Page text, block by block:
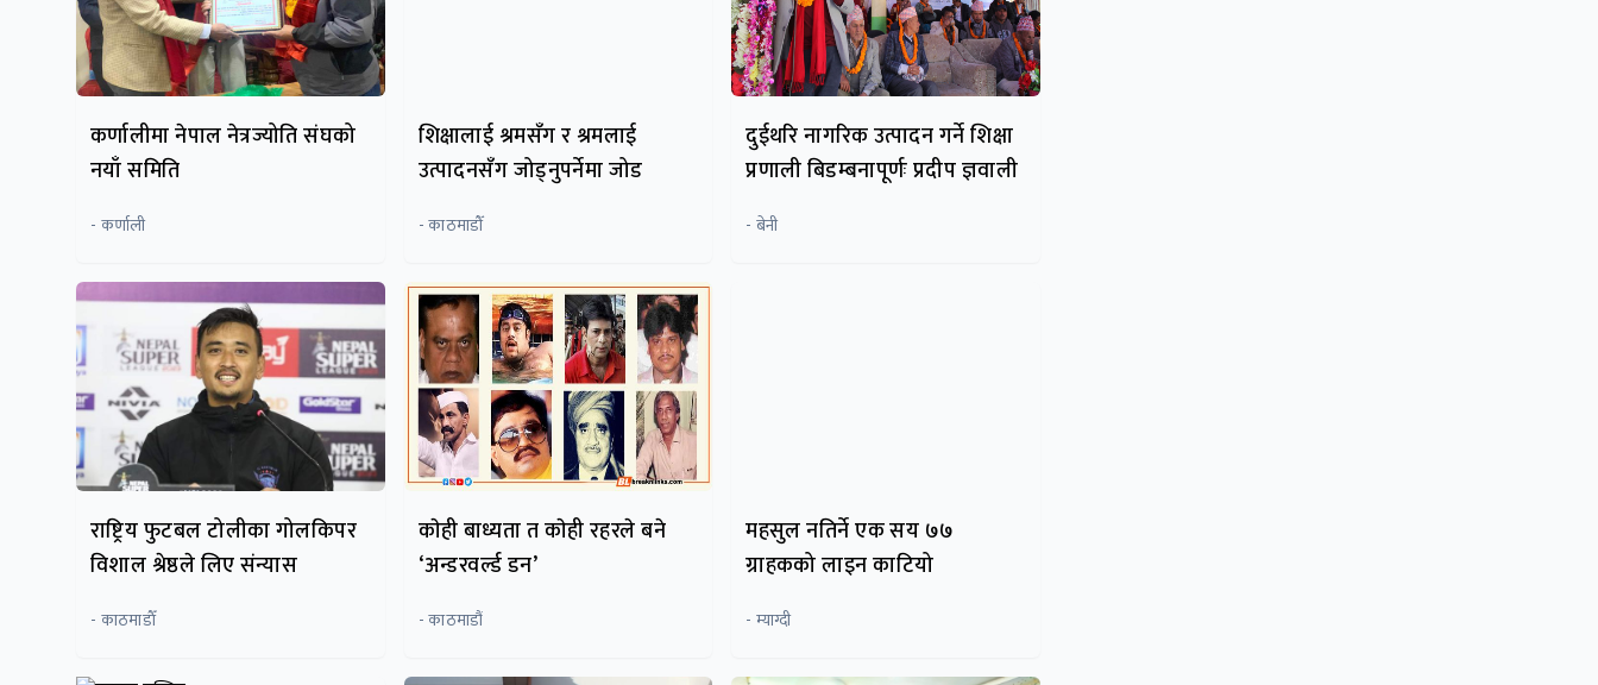
कर्णालीमा नेपाल नेत्रज्योति संघको
नयाँ समिति
- कर्णाली
शिक्षालाई श्रमसँग र श्रमलाई
उत्पादनसँग जोड्नुपर्नेमा जोड
- काठमाडौँ
दुईथरि नागरिक उत्पादन गर्ने शिक्षा
प्रणाली बिडम्बनापूर्णः प्रदीप ज्ञवाली
- बेनी
राष्ट्रिय फुटबल टोलीका गोलकिपर
विशाल श्रेष्ठले लिए संन्यास
- काठमाडाैँ
काेही बाध्यता त काेही रहरले बने
‘अन्डरवर्ल्ड डन’
- काठमाडौं
महसुल नतिर्ने एक सय ७७
ग्राहकको लाइन काटियो
- म्याग्दी